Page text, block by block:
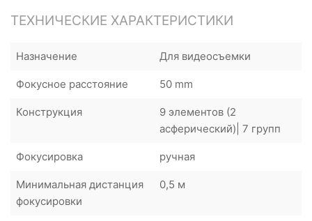
ТЕХНИЧЕСКИЕ ХАРАКТЕРИСТИКИ
Назначение Для видеосъемки
Фокусное расстояние 50 mm
Конструкция
9 элементов (2
асферический)| 7 групп
Фокусировка ручная
Минимальная дистанция
фокусировки
0,5 м